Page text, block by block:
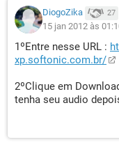
DiogoZika 27
15 jan 2012 às
1ºEntre nesse URL :
xp.softonic.com.br/
2ºClique em
tenha seu audio